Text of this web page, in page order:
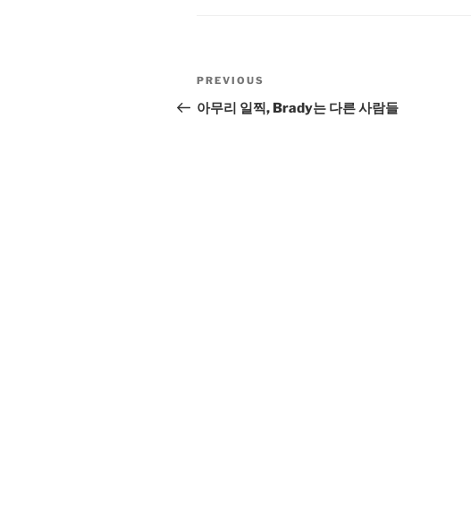
Post
navigation
Previous
Post
PREVIOUS
아무리 일찍, Brady는 다른 사람들